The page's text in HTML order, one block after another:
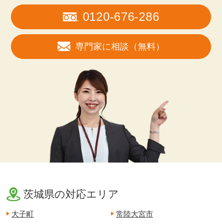
0120-676-286
専門家に相談（無料）
茨城県の対応エリア
大子町
常陸大宮市